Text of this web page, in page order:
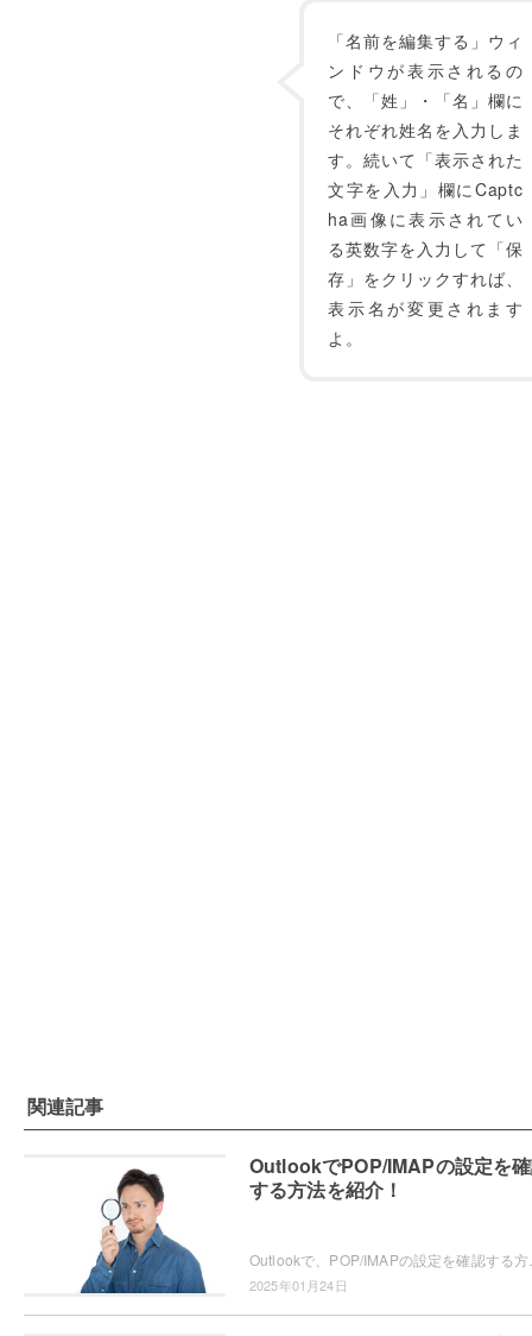
「名前を編集する」ウィ
ンドウが表示されるの
で、「姓」・「名」欄に
それぞれ姓名を入力しま
す。続いて「表示された
文字を入力」欄にCaptc
ha画像に表示されてい
る英数字を入力して「保
存」をクリックすれば、
表示名が変更されます
よ。
関連記事
OutlookでPOP/IMAPの設定を
する方法を紹介！
2025年01月24日